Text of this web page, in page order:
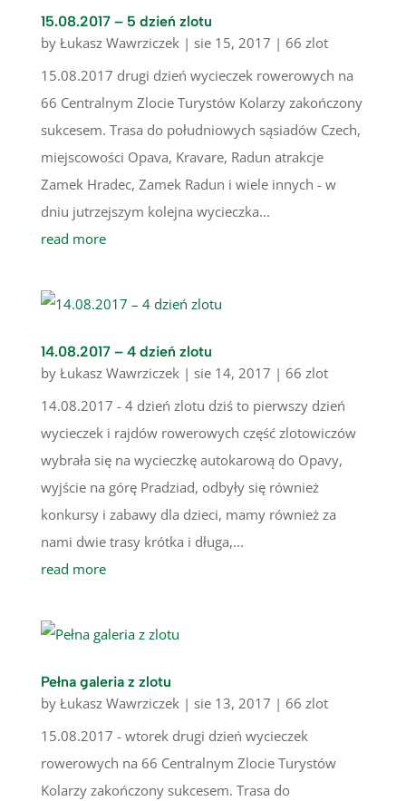
15.08.2017 – 5 dzień zlotu
by Łukasz Wawrziczek| sie 15, 2017 | 66 zlot
15.08.2017 drugi dzień wycieczek rowerowych na
66 Centralnym Zlocie Turystów Kolarzy zakończony
sukcesem. Trasa do południowych sąsiadów Czech,
miejscowości Opava, Kravare, Radun atrakcje
Zamek Hradec, Zamek Radun i wiele innych - w
dniu jutrzejszym kolejna wycieczka...
read more
14.08.2017 – 4 dzień zlotu
by Łukasz Wawrziczek| sie 14, 2017 | 66 zlot
14.08.2017 - 4 dzień zlotu dziś to pierwszy dzień
wycieczek i rajdów rowerowych część zlotowiczów
wybrała się na wycieczkę autokarową do Opavy,
wyjście na górę Pradziad, odbyły się również
konkursy i zabawy dla dzieci, mamy również za
nami dwie trasy krótka i długa,...
read more
Pełna galeria z zlotu
by Łukasz Wawrziczek| sie 13, 2017 | 66 zlot
15.08.2017 - wtorek drugi dzień wycieczek
rowerowych na 66 Centralnym Zlocie Turystów
Kolarzy zakończony sukcesem. Trasa do